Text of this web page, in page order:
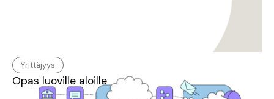
Yrittäjyys
Opas luoville aloille